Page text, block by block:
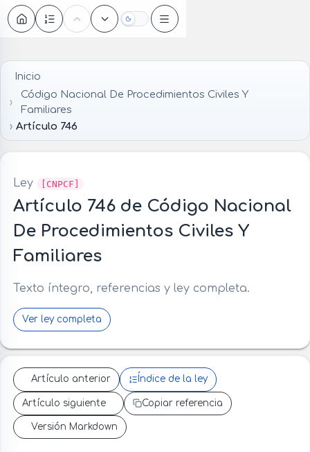
Oscuro
Inicio
Código Nacional De Procedimientos Civiles Y
Familiares
Artículo 746
Ley [CNPCF]
Artículo 746 de Código Nacional
De Procedimientos Civiles Y
Familiares
Texto íntegro, referencias y ley completa.
Ver ley completa
Artículo anterior Índice de la ley
Artículo siguiente Copiar referencia
Versión Markdown